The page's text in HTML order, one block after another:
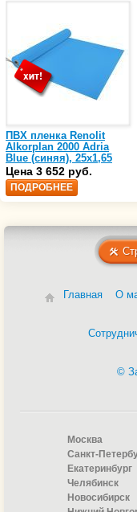
ПВХ пленка Renolit
Alkorplan 2000 Adria
Blue (синяя), 25х1,65
(35216203)
Цена 3 652 руб.
ПОДРОБНЕЕ
Главная О
©
Москва
Санкт-
Екатеринбург
Челябинск
Новосибирск